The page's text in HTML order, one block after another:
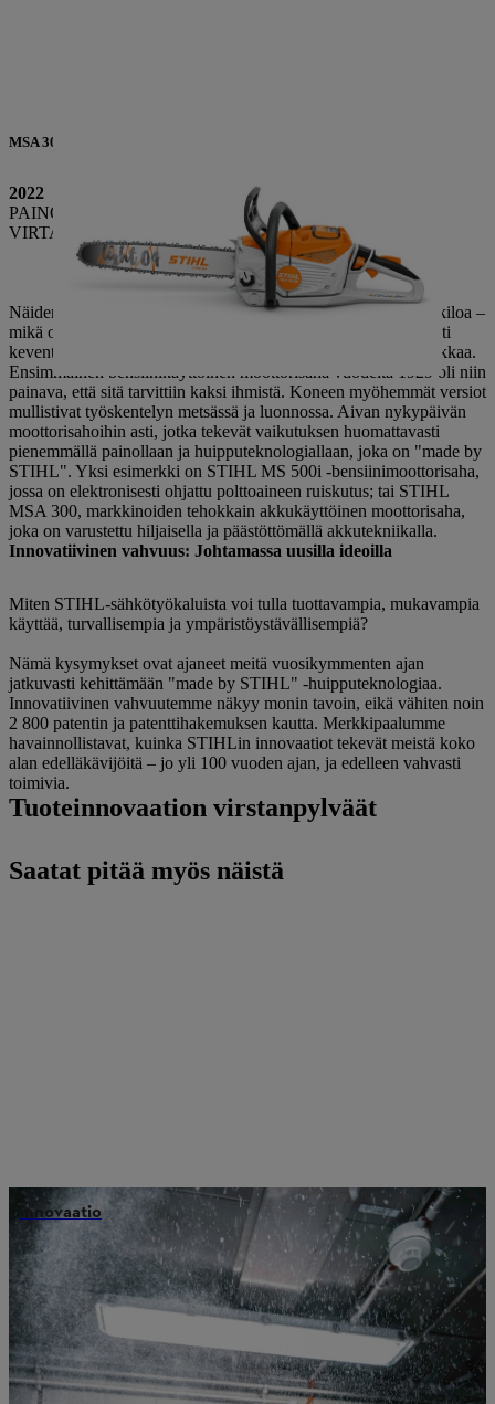
MSA 300 akkukäyttöinen moottorisaha
2022
PAINO: 5,4 KG (ILMAN AKKUA)
VIRTA: 3 kW / 4,1 hv
Näiden STIHL-sähkötyökalujen välillä on 95 vuotta ja yli 40 kiloa –
mikä on vaikuttava esimerkki siitä, miten STIHL kirjaimellisesti
keventää luonnossa ja sen lähellä työskentelevien ihmisten taakkaa.
Ensimmäinen bensiinikäyttöinen moottorisaha vuodelta 1929 oli niin
painava, että sitä tarvittiin kaksi ihmistä. Koneen myöhemmät versiot
mullistivat työskentelyn metsässä ja luonnossa. Aivan nykypäivän
moottorisahoihin asti, jotka tekevät vaikutuksen huomattavasti
pienemmällä painollaan ja huipputeknologiallaan, joka on "made by
STIHL". Yksi esimerkki on STIHL MS 500i -bensiinimoottorisaha,
jossa on elektronisesti ohjattu polttoaineen ruiskutus; tai STIHL
MSA 300, markkinoiden tehokkain akkukäyttöinen moottorisaha,
joka on varustettu hiljaisella ja päästöttömällä akkutekniikalla.
Innovatiivinen vahvuus: Johtamassa uusilla ideoilla
Miten STIHL-sähkötyökaluista voi tulla tuottavampia, mukavampia
käyttää, turvallisempia ja ympäristöystävällisempiä?
Nämä kysymykset ovat ajaneet meitä vuosikymmenten ajan
jatkuvasti kehittämään "made by STIHL" -huipputeknologiaa.
Innovatiivinen vahvuutemme näkyy monin tavoin, eikä vähiten noin
2 800 patentin ja patenttihakemuksen kautta. Merkkipaalumme
havainnollistavat, kuinka STIHLin innovaatiot tekevät meistä koko
alan edelläkävijöitä – jo yli 100 vuoden ajan, ja edelleen vahvasti
toimivia.
Tuoteinnovaation virstanpylväät
Saatat pitää myös näistä
innovaatio